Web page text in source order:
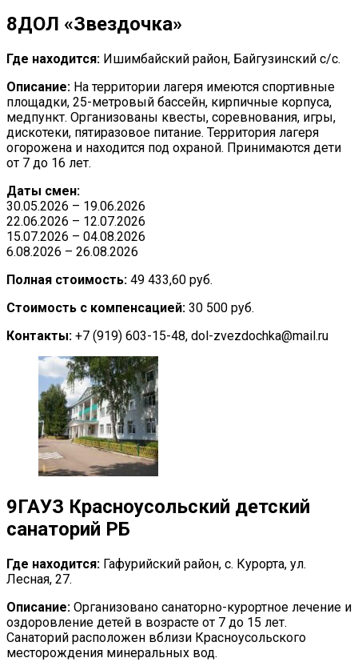
8ДОЛ «Звездочка»
Где находится: Ишимбайский район, Байгузинский с/с.
Описание: На территории лагеря имеются спортивные
площадки, 25-метровый бассейн, кирпичные корпуса,
медпункт. Организованы квесты, соревнования, игры,
дискотеки, пятиразовое питание. Территория лагеря
огорожена и находится под охраной. Принимаются дети
от 7 до 16 лет.
Даты смен:
30.05.2026 – 19.06.2026
22.06.2026 – 12.07.2026
15.07.2026 – 04.08.2026
6.08.2026 – 26.08.2026
Полная стоимость: 49 433,60 руб.
Стоимость с компенсацией: 30 500 руб.
Контакты: +7 (919) 603-15-48, dol-zvezdochka@mail.ru
9ГАУЗ Красноусольский детский
санаторий РБ
Где находится: Гафурийский район, с. Курорта, ул.
Лесная, 27.
Описание: Организовано санаторно-курортное лечение и
оздоровление детей в возрасте от 7 до 15 лет.
Санаторий расположен вблизи Красноусольского
месторождения минеральных вод.